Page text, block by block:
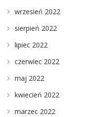
wrzesień 2022
sierpień 2022
lipiec 2022
czerwiec 2022
maj 2022
kwiecień 2022
marzec 2022